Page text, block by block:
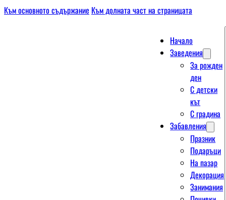
Към основното съдържание Към долната част на страницата
Начало
Заведения
За рожден
ден
С детски
кът
С градина
Забавления
Празник
Подаръци
На пазар
Декорация
Занимания